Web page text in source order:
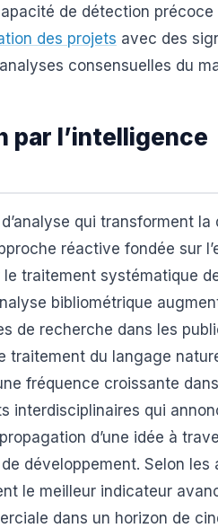
de détection précoce
des projets avec des
consensuelles du
par l’intelligence
qui transforment la
réactive fondée sur
traitement systématique
bibliométrique
de recherche dans les
traitement du langage
fréquence croissante
interdisciplinaires qui
d’une idée à
développement. Selon les
le meilleur indicateur
dans un horizon de